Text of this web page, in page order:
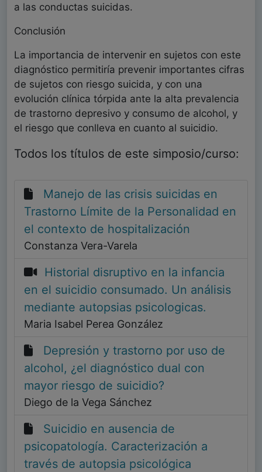
a las conductas suicidas.
Conclusión
La importancia de intervenir en sujetos con este
diagnóstico permitiría prevenir importantes cifras
de sujetos con riesgo suicida, y con una
evolución clínica tórpida ante la alta prevalencia
de trastorno depresivo y consumo de alcohol, y
el riesgo que conlleva en cuanto al suicidio.
Todos los títulos de este simposio/curso:
Manejo de las crisis suicidas en
Trastorno Límite de la Personalidad en
el contexto de hospitalización
Constanza Vera-Varela
Historial disruptivo en la infancia
en el suicidio consumado. Un análisis
mediante autopsias psicologicas.
Maria Isabel Perea González
Depresión y trastorno por uso de
alcohol, ¿el diagnóstico dual con
mayor riesgo de suicidio?
Diego de la Vega Sánchez
Suicidio en ausencia de
psicopatología. Caracterización a
través de autopsia psicológica